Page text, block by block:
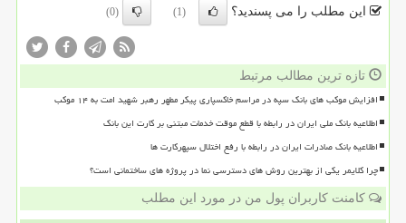
این مطلب را می پسندید؟ (1)
(0)
تازه ترین مطالب مرتبط
افزایش موکب های بانک سپه در مراسم خاکسپاری پیکر مطهر رهبر شهید امت به ۱۴ موکب
اطلاعیه بانک ملی ایران در رابطه با قطع موقت خدمات مبتنی بر کارت این بانک
اطلاعیه بانک صادرات ایران در رابطه با رفع اختلال سپهرکارت ها
چرا کلایمر یکی از بهترین روش های دسترسی نما در پروژه های ساختمانی است؟
کامنت کاربران پول من در مورد این مطلب